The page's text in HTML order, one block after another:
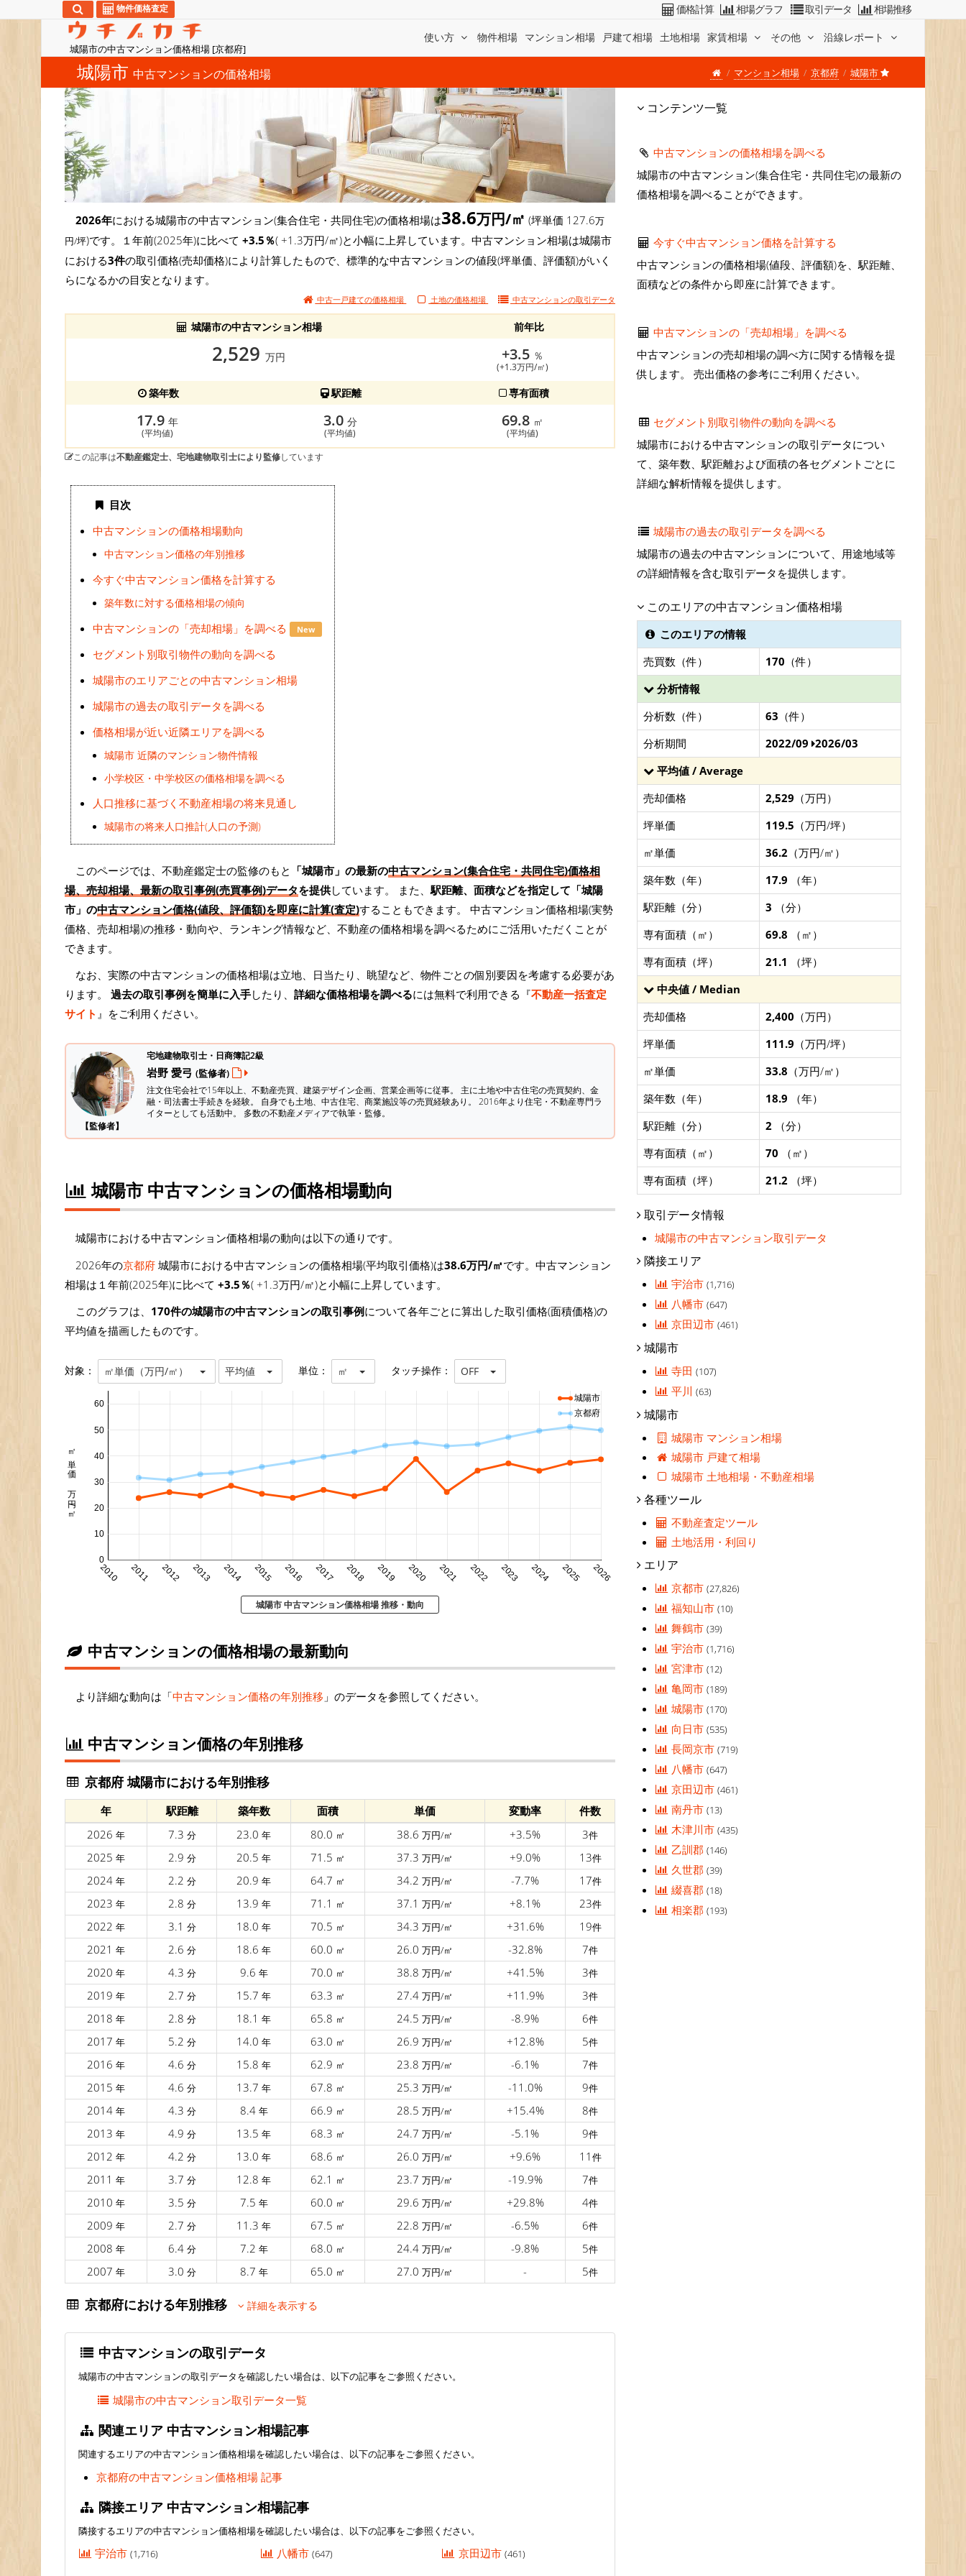
城陽市の中古マンション価格相場 [京都府]
使い方 物件相場 マンション相場 戸建て相場 土地相場 家賃相場 その他 沿線レポート
物件価格査定 価格計算 相場グラフ 取引データ 相場推移
城陽市 中古マンションの価格相場 マンション相場 京都府 城陽市
2026年における城陽市の中古マンション(集合住宅・共同住宅)の価格相場は38.6万円/㎡ (坪単価 127.6万
円/坪)です。１年前(2025年)に比べて +3.5％( +1.3万円/㎡)と小幅に上昇しています。中古マンション相場は城陽市
における3件の取引価格(売却価格)により計算したもので、標準的な中古マンションの値段(坪単価、評価額)がいく
らになるかの目安となります。
中古一戸建ての価格相場 土地の価格相場 中古マンションの取引データ
城陽市の中古マンション相場 前年比
2,529 万円 +3.5 ％
(+1.3万円/㎡)
築年数 駅距離 専有面積
17.9 年
(平均値)
3.0 分
(平均値)
69.8 ㎡
(平均値)
この記事は不動産鑑定士、宅地建物取引士により監修しています
目次
中古マンションの価格相場動向
中古マンション価格の年別推移
今すぐ中古マンション価格を計算する
築年数に対する価格相場の傾向
中古マンションの「売却相場」を調べる New
セグメント別取引物件の動向を調べる
城陽市のエリアごとの中古マンション相場
城陽市の過去の取引データを調べる
価格相場が近い近隣エリアを調べる
城陽市 近隣のマンション物件情報
小学校区・中学校区の価格相場を調べる
人口推移に基づく不動産相場の将来見通し
城陽市の将来人口推計(人口の予測)
このページでは、不動産鑑定士の監修のもと 「城陽市」の最新の中古マンション(集合住宅・共同住宅)価格相
場、売却相場、最新の取引事例(売買事例)データを提供しています。 また、 駅距離、面積などを指定して「城陽
市」の中古マンション価格(値段、評価額)を即座に計算(査定)することもできます。 中古マンション価格相場(実勢
価格、売却相場)の推移・動向や、ランキング情報など、不動産の価格相場を調べるためにご活用いただくことが
できます。
なお、実際の中古マンションの価格相場は立地、日当たり、眺望など、物件ごとの個別要因を考慮する必要があ
ります。 過去の取引事例を簡単に入手したり、 詳細な価格相場を調べるには無料で利用できる『不動産一括査定
サイト 』をご利用ください。
【監修者】
宅地建物取引士・日商簿記2級
岩野 愛弓 (監修者)
注文住宅会社で15年以上、不動産売買、建築デザイン企画、営業企画等に従事。 主に土地や中古住宅の売買契約、金
融・司法書士手続きを経験。 自身でも土地、中古住宅、商業施設等の売買経験あり。 2016年より住宅・不動産専門ラ
イターとしても活動中。 多数の不動産メディアで執筆・監修。
城陽市 中古マンションの価格相場動向
城陽市における中古マンション価格相場の動向は以下の通りです。
2026年の京都府 城陽市における中古マンションの価格相場(平均取引価格)は38.6万円/㎡です。中古マンション
相場は１年前(2025年)に比べて +3.5％( +1.3万円/㎡)と小幅に上昇しています。
このグラフは、 170件の城陽市の中古マンションの取引事例について各年ごとに算出した取引価格(面積価格)の
平均値を描画したものです。
対象： ㎡単価（万円/㎡） 平均値 単位： ㎡ タッチ操作： OFF
2010 2011 2012 2013 2014 2015 2016 2017 2018 2019 2020 2021 2022 2023 2024 2025 2026
0
10
20
30
40
50
60
㎡単価 万円/㎡
城陽市
京都府
城陽市 中古マンション価格相場 推移・動向
中古マンションの価格相場の最新動向
より詳細な動向は「中古マンション価格の年別推移 」のデータを参照してください。
中古マンション価格の年別推移
京都府 城陽市における年別推移
年 駅距離 築年数 面積 単価 変動率
件数
2026 年 7.3 分 23.0 年 80.0 ㎡ 38.6 万円/㎡ +3.5% 3件
2025 年 2.9 分 20.5 年 71.5 ㎡ 37.3 万円/㎡ +9.0% 13件
2024 年 2.2 分 20.9 年 64.7 ㎡ 34.2 万円/㎡ -7.7% 17件
2023 年 2.8 分 13.9 年 71.1 ㎡ 37.1 万円/㎡ +8.1% 23件
2022 年 3.1 分 18.0 年 70.5 ㎡ 34.3 万円/㎡ +31.6% 19件
2021 年 2.6 分 18.6 年 60.0 ㎡ 26.0 万円/㎡ -32.8% 7件
2020 年 4.3 分 9.6 年 70.0 ㎡ 38.8 万円/㎡ +41.5% 3件
2019 年 2.7 分 15.7 年 63.3 ㎡ 27.4 万円/㎡ +11.9% 3件
2018 年 2.8 分 18.1 年 65.8 ㎡ 24.5 万円/㎡ -8.9% 6件
2017 年 5.2 分 14.0 年 63.0 ㎡ 26.9 万円/㎡ +12.8% 5件
2016 年 4.6 分 15.8 年 62.9 ㎡ 23.8 万円/㎡ -6.1% 7件
2015 年 4.6 分 13.7 年 67.8 ㎡ 25.3 万円/㎡ -11.0% 9件
2014 年 4.3 分 8.4 年 66.9 ㎡ 28.5 万円/㎡ +15.4% 8件
2013 年 4.9 分 13.5 年 68.3 ㎡ 24.7 万円/㎡ -5.1% 9件
2012 年 4.2 分 13.0 年 68.6 ㎡ 26.0 万円/㎡ +9.6% 11 件
2011 年 3.7 分 12.8 年 62.1 ㎡ 23.7 万円/㎡ -19.9% 7件
2010 年 3.5 分 7.5 年 60.0 ㎡ 29.6 万円/㎡ +29.8% 4件
2009 年 2.7 分 11.3 年 67.5 ㎡ 22.8 万円/㎡ -6.5% 6件
2008 年 6.4 分 7.2 年 68.0 ㎡ 24.4 万円/㎡ -9.8% 5件
2007 年 3.0 分 8.7 年 65.0 ㎡ 27.0 万円/㎡ - 5件
京都府における年別推移 詳細を表示する
中古マンションの取引データ
城陽市の中古マンションの取引データを確認したい場合は、以下の記事をご参照ください。
城陽市の中古マンション取引データ一覧
関連エリア 中古マンション相場記事
関連するエリアの中古マンション価格相場を確認したい場合は、以下の記事をご参照ください。
京都府の中古マンション価格相場 記事
隣接エリア 中古マンション相場記事
隣接するエリアの中古マンション価格相場を確認したい場合は、以下の記事をご参照ください。
宇治市(1,716) 八幡市 (647) 京田辺市 (461)
コンテンツ一覧
中古マンションの価格相場を調べる
城陽市の中古マンション(集合住宅・共同住宅)の最新の
価格相場を調べることができます。
今すぐ中古マンション価格を計算する
中古マンションの価格相場(値段、評価額)を、駅距離、
面積などの条件から即座に計算できます。
中古マンションの「売却相場」を調べる
中古マンションの売却相場の調べ方に関する情報を提
供します。 売出価格の参考にご利用ください。
セグメント別取引物件の動向を調べる
城陽市における中古マンションの取引データについ
て、築年数、駅距離および面積の各セグメントごとに
詳細な解析情報を提供します。
城陽市の過去の取引データを調べる
城陽市の過去の中古マンションについて、用途地域等
の詳細情報を含む取引データを提供します。
このエリアの中古マンション価格相場
このエリアの情報
売買数（件）
170 （件）
分析情報
分析数（件）
63 （件）
分析期間
2022/09 2026/03
平均値 / Average
売却価格
2,529 （万円）
坪単価
119.5 （万円/坪）
㎡単価
36.2 （万円/㎡）
築年数（年）
17.9 （年）
駅距離（分）
3 （分）
専有面積（㎡）
69.8 （㎡）
専有面積（坪）
21.1 （坪）
中央値 / Median
売却価格
2,400 （万円）
坪単価
111.9 （万円/坪）
㎡単価
33.8 （万円/㎡）
築年数（年）
18.9 （年）
駅距離（分）
2 （分）
専有面積（㎡）
70 （㎡）
専有面積（坪）
21.2 （坪）
取引データ情報
城陽市の中古マンション取引データ
隣接エリア
宇治市(1,716)
八幡市(647)
京田辺市(461)
城陽市
寺田(107)
平川(63)
城陽市
城陽市 マンション相場
城陽市 戸建て相場
城陽市 土地相場・不動産相場
各種ツール
不動産査定ツール
土地活用・利回り
エリア
京都市(27,826)
福知山市(10)
舞鶴市(39)
宇治市(1,716)
宮津市(12)
亀岡市(189)
城陽市(170)
向日市(535)
長岡京市(719)
八幡市(647)
京田辺市(461)
南丹市(13)
木津川市(435)
乙訓郡(146)
久世郡(39)
綴喜郡(18)
相楽郡(193)